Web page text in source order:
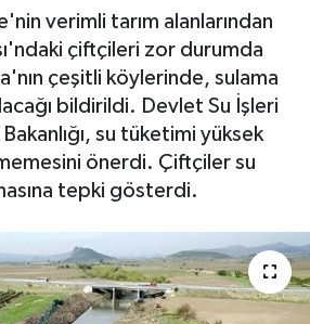
verimli tarım alanlarından
çiftçileri zor durumda
çeşitli köylerinde, sulama
bildirildi. Devlet Su İşleri
Bakanlığı, su tüketimi yüksek
önerdi. Çiftçiler su
tepki gösterdi.
Durumu ve Fikstür